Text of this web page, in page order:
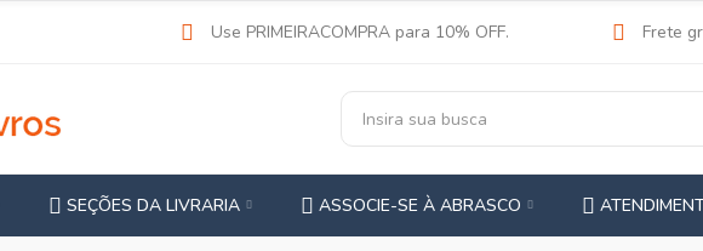
Use PRIMEIRACOMPRA para 10% OFF. Frete
SEÇÕES DA LIVRARIA ASSOCIE-SE À ABRASCO